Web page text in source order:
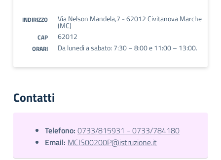
INDIRIZZO Via Nelson Mandela,7 - 62012 Civitanova Marche
(MC)
CAP 62012
ORARI Da lunedì a sabato: 7:30 – 8:00 e 11:00 – 13:00.
Contatti
Telefono: 0733/815931 - 0733/784180
Email: MCIS00200P@istruzione.it